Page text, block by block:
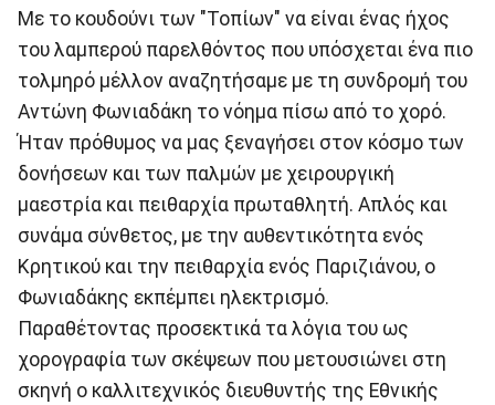
Με το κουδούνι των "Τοπίων" να είναι ένας ήχος
του λαμπερού παρελθόντος που υπόσχεται ένα πιο
τολμηρό μέλλον αναζητήσαμε με τη συνδρομή του
Αντώνη Φωνιαδάκη το νόημα πίσω από το χορό.
Ήταν πρόθυμος να μας ξεναγήσει στον κόσμο των
δονήσεων και των παλμών με χειρουργική
μαεστρία και πειθαρχία πρωταθλητή. Απλός και
συνάμα σύνθετος, με την αυθεντικότητα ενός
Κρητικού και την πειθαρχία ενός Παριζιάνου, ο
Φωνιαδάκης εκπέμπει ηλεκτρισμό.
Παραθέτοντας προσεκτικά τα λόγια του ως
χορογραφία των σκέψεων που μετουσιώνει στη
σκηνή ο καλλιτεχνικός διευθυντής της Εθνικής